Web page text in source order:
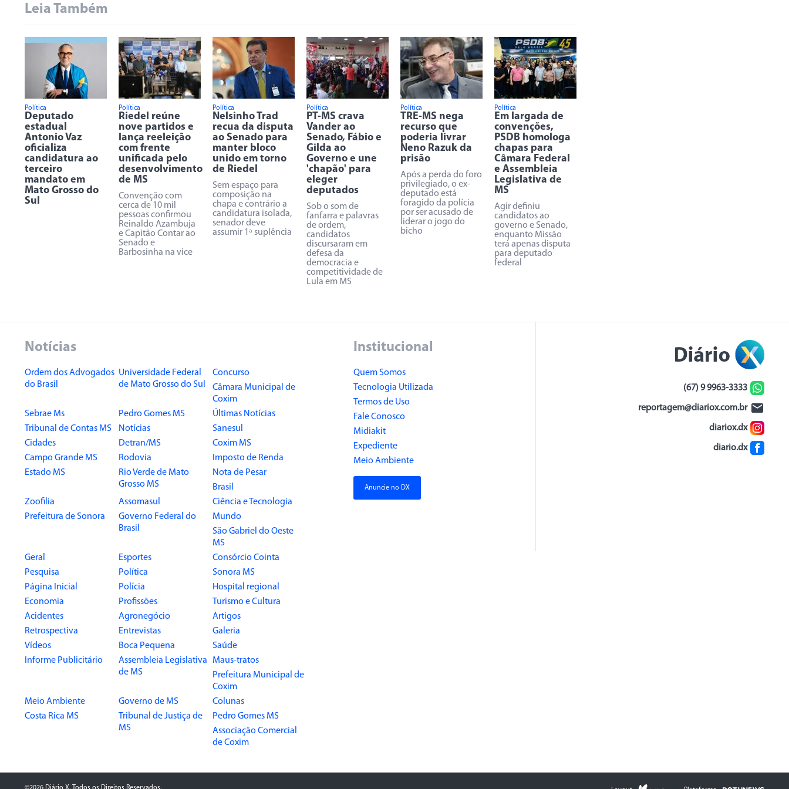
Leia Também
Política
Deputado
estadual
Antonio Vaz
oficializa
candidatura ao
terceiro
mandato em
Mato Grosso do
Sul
Política
Riedel reúne
nove partidos e
lança reeleição
com frente
unificada pelo
desenvolvimento
de MS
Convenção com
cerca de 10 mil
pessoas confirmou
Reinaldo Azambuja
e Capitão Contar ao
Senado e
Barbosinha na vice
Política
Nelsinho Trad
recua da disputa
ao Senado para
manter bloco
unido em torno
de Riedel
Sem espaço para
composição na
chapa e contrário a
candidatura isolada,
senador deve
assumir 1ª suplência
Política
PT-MS crava
Vander ao
Senado, Fábio e
Gilda ao
Governo e une
'chapão' para
eleger
deputados
Sob o som de
fanfarra e palavras
de ordem,
candidatos
discursaram em
defesa da
democracia e
competitividade de
Lula em MS
Política
TRE-MS nega
recurso que
poderia livrar
Neno Razuk da
prisão
Após a perda do foro
privilegiado, o ex-
deputado está
foragido da polícia
por ser acusado de
liderar o jogo do
bicho
Política
Em largada de
convenções,
PSDB homologa
chapas para
Câmara Federal
e Assembleia
Legislativa de
MS
Agir definiu
candidatos ao
governo e Senado,
enquanto Missão
terá apenas disputa
para deputado
federal
Notícias
Ordem dos Advogados
do Brasil
Universidade Federal
de Mato Grosso do Sul
Concurso
Câmara Municipal de
Coxim
Sebrae Ms
Pedro Gomes MS
Últimas Notícias
Tribunal de Contas MS
Notícias
Sanesul
Cidades
Detran/MS
Coxim MS
Campo Grande MS
Rodovia
Imposto de Renda
Estado MS
Rio Verde de Mato
Grosso MS
Nota de Pesar
Brasil
Zoofilia
Assomasul
Ciência e Tecnologia
Prefeitura de Sonora
Governo Federal do
Brasil
Mundo
São Gabriel do Oeste
MS
Geral
Esportes
Consórcio Cointa
Pesquisa
Política
Sonora MS
Página Inicial
Polícia
Hospital regional
Economia
Profissões
Turismo e Cultura
Acidentes
Agronegócio
Artigos
Retrospectiva
Entrevistas
Galeria
Vídeos
Boca Pequena
Saúde
Informe Publicitário
Assembleia Legislativa
de MS
Maus-tratos
Prefeitura Municipal de
Coxim
Meio Ambiente
Governo de MS
Colunas
Costa Rica MS
Tribunal de Justiça de
MS
Pedro Gomes MS
Associação Comercial
de Coxim
Institucional
Quem Somos
Tecnologia Utilizada
Termos de Uso
Fale Conosco
Midiakit
Expediente
Meio Ambiente
Anuncie no DX
(67) 9 9963-3333
reportagem@diariox.com.br
diariox.dx
diario.dx